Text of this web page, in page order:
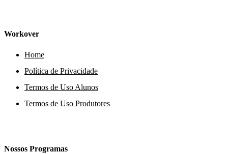
Workover
Home
Política de Privacidade
Termos de Uso Alunos
Termos de Uso Produtores
Nossos Programas